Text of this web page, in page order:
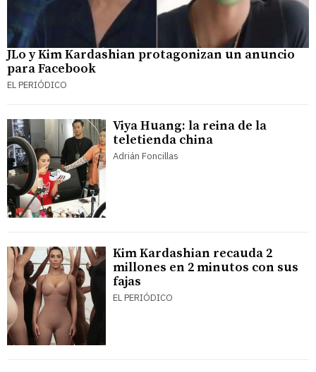
JLo y Kim Kardashian protagonizan un anuncio
para Facebook
EL PERIÓDICO
Viya Huang: la reina de la
teletienda china
Adrián Foncillas
Kim Kardashian recauda 2
millones en 2 minutos con sus
fajas
EL PERIÓDICO